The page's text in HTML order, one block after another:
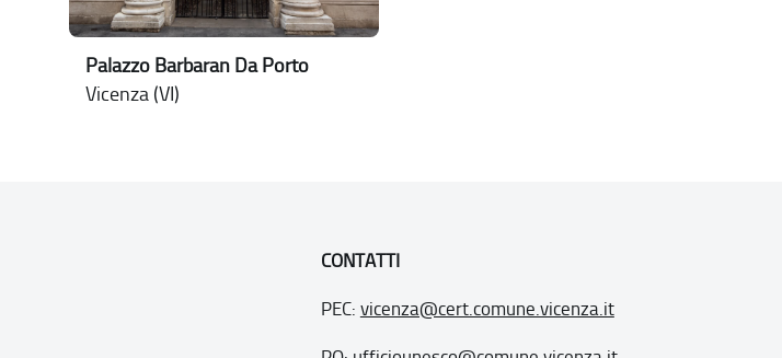
Palazzo Barbaran Da Porto
Vicenza (VI)
CONTATTI
PEC: vicenza@cert.comune.vicenza.it